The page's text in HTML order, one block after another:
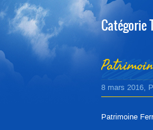
Catégorie
8 mars 2016,
Patrimoine